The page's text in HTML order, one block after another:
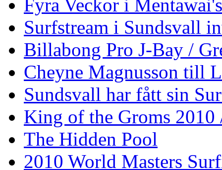
Fyra Veckor i Mentawai's
Surfstream i Sundsvall
Billabong Pro J-Bay /
Cheyne Magnusson till
Sundsvall har fått sin
King of the Groms
The Hidden Pool
2010 World Masters